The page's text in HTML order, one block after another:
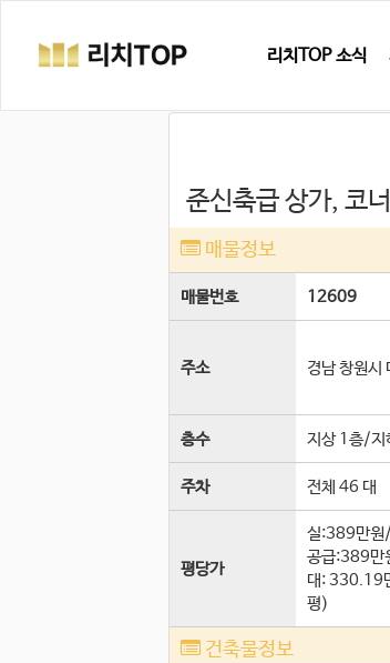
리치TOP 소식
준신축급 상가, 코
매물정보
매물번호 12609
주소 경남 창원시
층수 지상 1층/
주차 전체 46 대
평당가
실:389만
공급:389
대: 330.19
평)
건축물정보